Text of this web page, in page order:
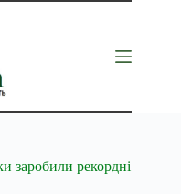
заробили рекордні